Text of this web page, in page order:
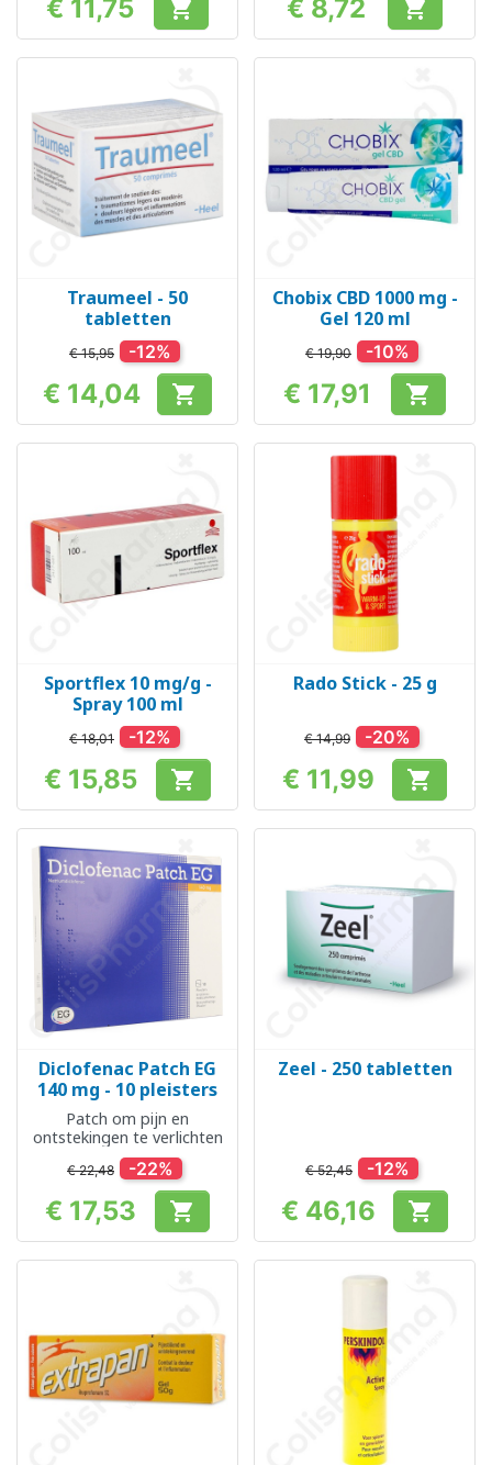
Prijs
€ 11,75  Prijs
€ 8,72 
Traumeel - 50
tabletten
€ 15,95 -12%
Prijs
€ 14,04 
Chobix CBD 1000 mg -
Gel 120 ml
€ 19,90 -10%
Prijs
€ 17,91 
Sportflex 10 mg/g -
Spray 100 ml
€ 18,01 -12%
Prijs
€ 15,85 
Rado Stick - 25 g
€ 14,99 -20%
Prijs
€ 11,99 
Diclofenac Patch EG
140 mg - 10 pleisters
Patch om pijn en
ontstekingen te verlichten
€ 22,48 -22%
Prijs
€ 17,53 
Zeel - 250 tabletten
€ 52,45 -12%
Prijs
€ 46,16 